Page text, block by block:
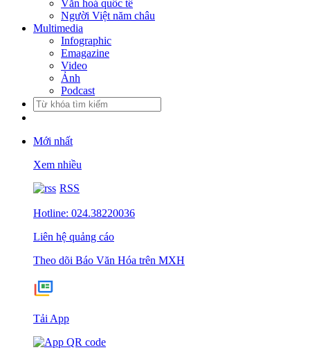
Văn hoá quốc tế
Người Việt năm châu
Multimedia
Infographic
Emagazine
Video
Ảnh
Podcast
Mới nhất
Xem nhiều
RSS
Hotline: 024.38220036
Liên hệ quảng cáo
Theo dõi Báo Văn Hóa trên MXH
Tải App